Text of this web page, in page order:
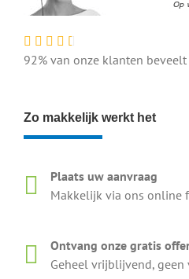
92% van onze klanten beveelt
Zo makkelijk werkt het
Plaats uw aanvraag
Makkelijk via ons online
Ontvang onze gratis
Geheel vrijblijvend,